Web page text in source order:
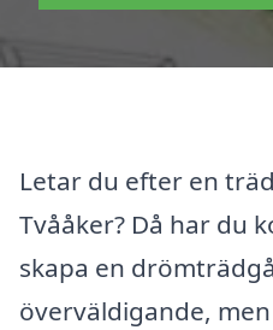
Letar du efter en
Tvååker? Då har du
skapa en
överväldigande,